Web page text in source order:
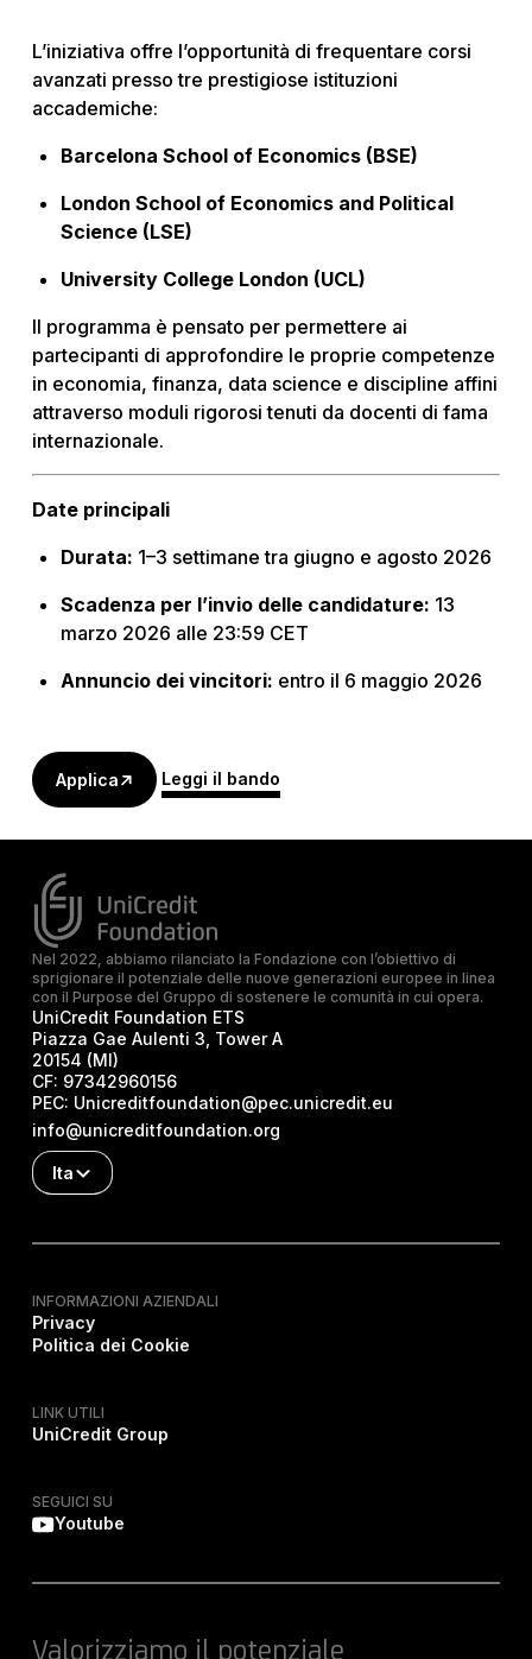
L’iniziativa offre l’opportunità di frequentare corsi
avanzati presso tre prestigiose istituzioni
accademiche:
Barcelona School of Economics (BSE)
London School of Economics and Political
Science (LSE)
University College London (UCL)
Il programma è pensato per permettere ai
partecipanti di approfondire le proprie competenze
in economia, finanza, data science e discipline affini
attraverso moduli rigorosi tenuti da docenti di fama
internazionale.
Date principali
Durata: 1–3 settimane tra giugno e agosto 2026
Scadenza per l’invio delle candidature: 13
marzo 2026 alle 23:59 CET
Annuncio dei vincitori: entro il 6 maggio 2026
Applica Leggi il bando
Nel 2022, abbiamo rilanciato la Fondazione con l’obiettivo di
sprigionare il potenziale delle nuove generazioni europee in linea
con il Purpose del Gruppo di sostenere le comunità in cui opera.
UniCredit Foundation ETS
Piazza Gae Aulenti 3, Tower A
20154 (MI)
CF: 97342960156
PEC: Unicreditfoundation@pec.unicredit.eu
info@unicreditfoundation.org
Ita
INFORMAZIONI AZIENDALI
Privacy
Politica dei Cookie
LINK UTILI
UniCredit Group
SEGUICI SU
Youtube
Valorizziamo il potenziale